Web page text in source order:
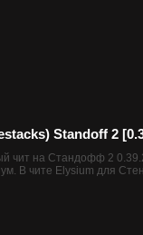
Standoff 2
чит на Стандофф 2
В чите Elysium для